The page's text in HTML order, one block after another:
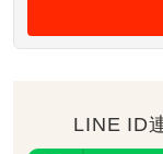
LINE ID